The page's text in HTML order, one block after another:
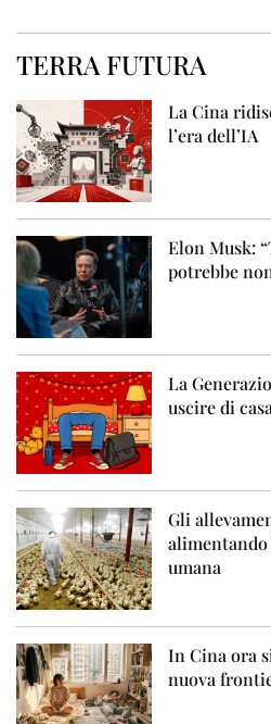
TERRA FUTURA
La Cina
l’era dell’IA
Elon Musk:
potrebbe
La
uscire di
Gli
umana
In Cina ora
nuova